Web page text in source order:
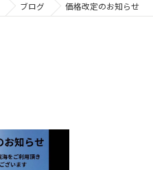
ブログ 価格改定のお知らせ